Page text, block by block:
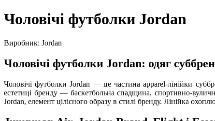
Чоловічі футболки Jordan
Виробник: Jordan
Чоловічі футболки Jordan: одяг
Чоловічі футболки Jordan — це частина apparel-лінійки
естетиці бренду — баскетбольна спадщина, спортивно-
Jordan, елемент цілісного образу в стилі бренду. Лінійка